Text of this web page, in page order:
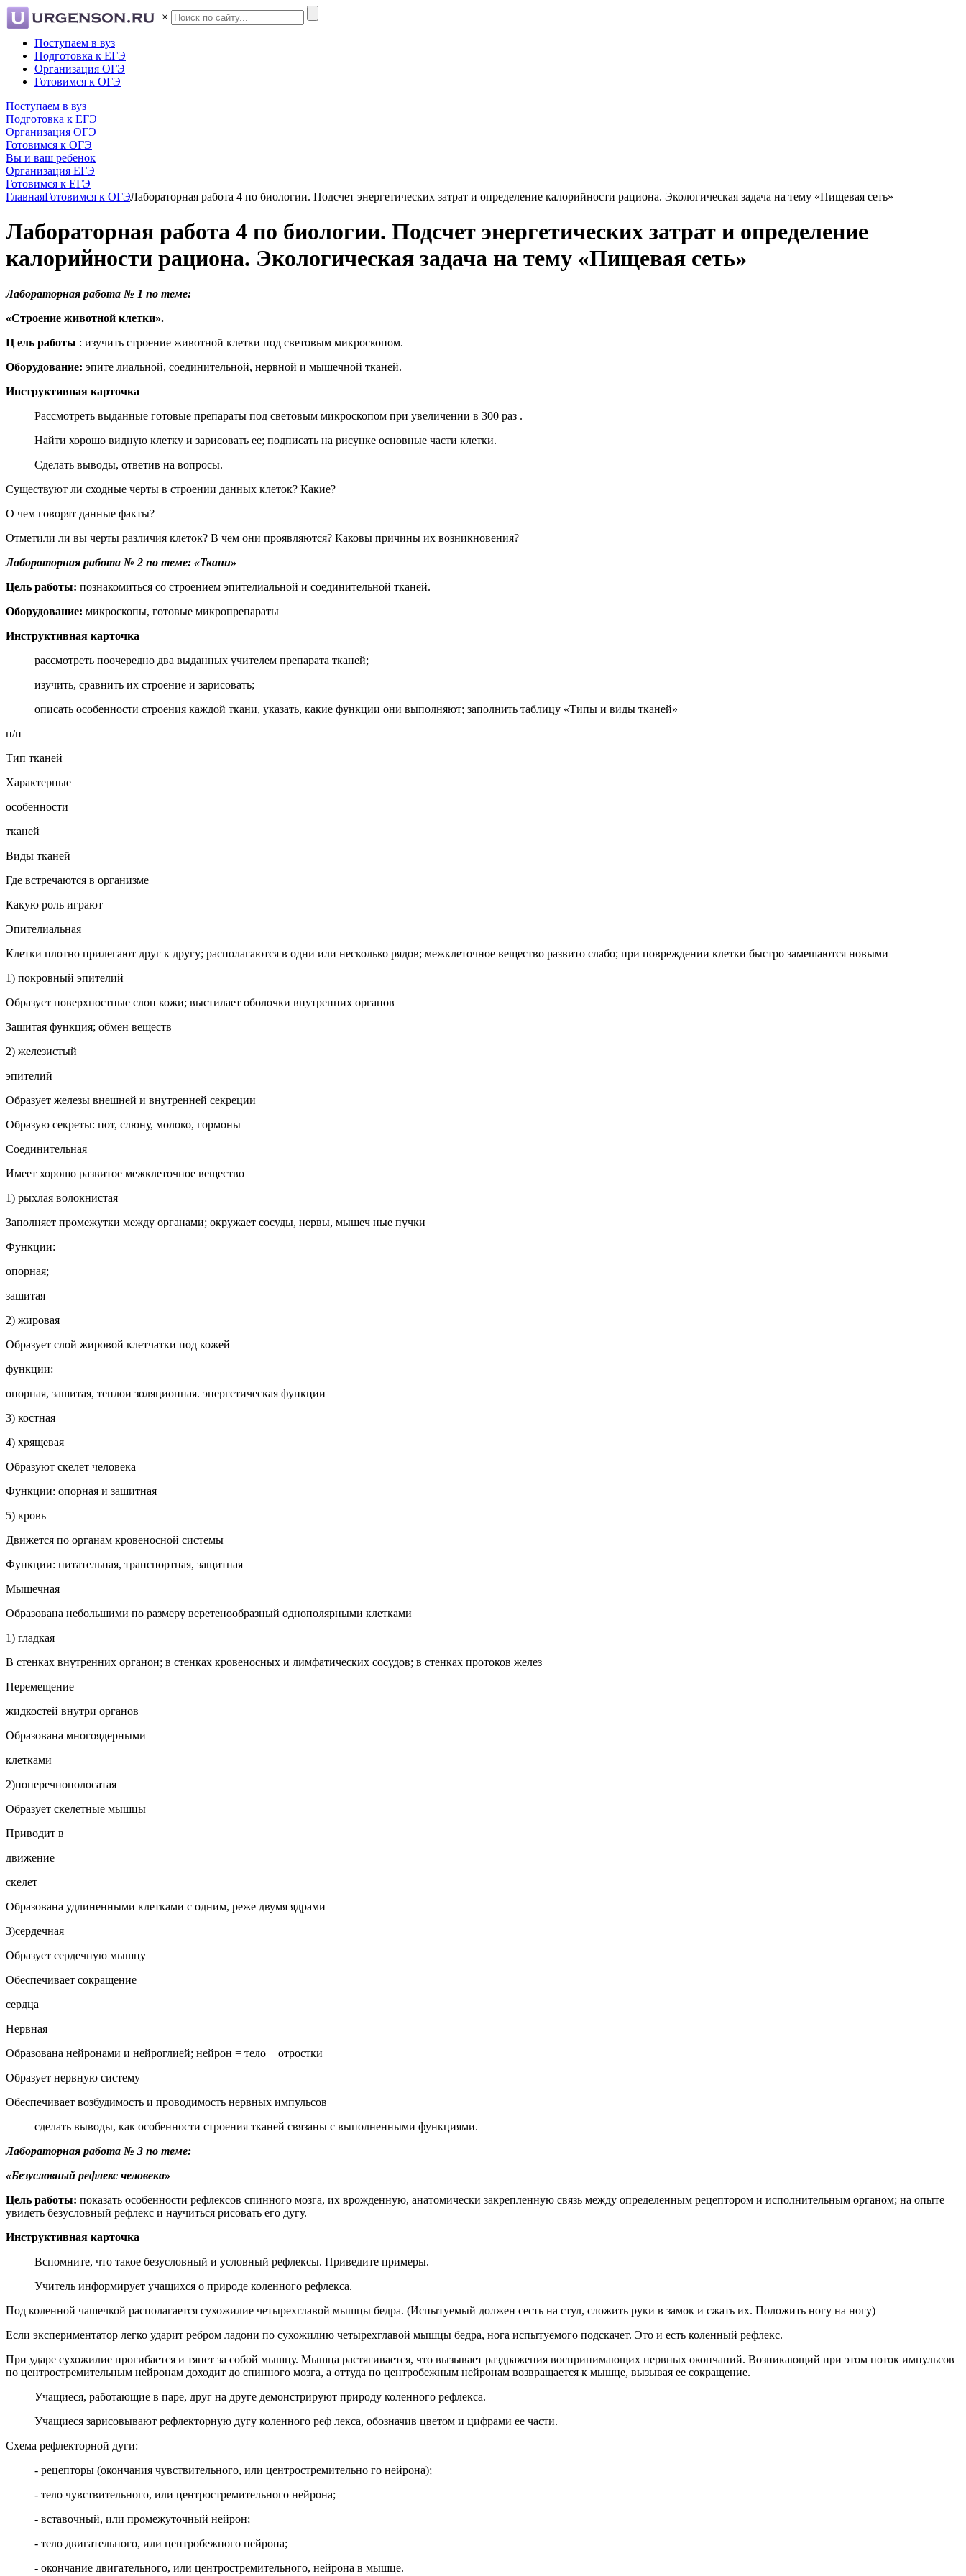
×
Поступаем в вуз
Подготовка к ЕГЭ
Организация ОГЭ
Готовимся к ОГЭ
Поступаем в вуз
Подготовка к ЕГЭ
Организация ОГЭ
Готовимся к ОГЭ
Вы и ваш ребенок
Организация ЕГЭ
Готовимся к ЕГЭ
ГлавнаяГотовимся к ОГЭЛабораторная работа 4 по биологии. Подсчет энергетических затрат и определение калорийности рациона. Экологическая задача на тему «Пищевая сеть»
Лабораторная работа 4 по биологии. Подсчет энергетических затрат и определение
калорийности рациона. Экологическая задача на тему «Пищевая сеть»
Лабораторная работа № 1 по теме:
«Строение животной клетки».
Ц ель работы : изучить строение животной клетки под световым микроскопом.
Оборудование: эпите лиальной, соединительной, нервной и мышечной тканей.
Инструктивная карточка
Рассмотреть выданные готовые препараты под световым микроскопом при увеличении в 300 раз .
Найти хорошо видную клетку и зарисовать ее; подписать на рисунке основные части клетки.
Сделать выводы, ответив на вопросы.
Существуют ли сходные черты в строении данных клеток? Какие?
О чем говорят данные факты?
Отметили ли вы черты различия клеток? В чем они проявляются? Каковы причины их возникновения?
Лабораторная работа № 2 по теме: «Ткани»
Цель работы: познакомиться со строением эпителиальной и соединительной тканей.
Оборудование: микроскопы, готовые микропрепараты
Инструктивная карточка
рассмотреть поочередно два выданных учителем препарата тканей;
изучить, сравнить их строение и зарисовать;
описать особенности строения каждой ткани, указать, какие функции они выполняют; заполнить таблицу «Типы и виды тканей»
п/п
Тип тканей
Характерные
особенности
тканей
Виды тканей
Где встречаются в организме
Какую роль играют
Эпите­лиальная
Клетки плотно прилегают друг к другу; распола­гаются в одни или несколько рядов; межкле­точное вещество развито слабо; при повреждении клетки быстро замешаются новыми
1) покров­ный эпи­телий
Образует по­верхностные слон кожи; вы­стилает оболоч­ки внутренних органов
Зашитая функция; обмен ве­ществ
2) желези­стый
эпителий
Образует железы внешней и внут­ренней секреции
Образую секреты: пот, слюну, моло­ко, гормоны
Соедини­тельная
Имеет хорошо развитое межкле­точное вещество
1) рыхлая волокни­стая
Заполняет про­межутки между органами; окру­жает сосуды, нервы, мышеч ные пучки
Функции:
опорная;
зашитая
2) жиро­вая
Образует слой жировой клет­чатки под кожей
функции:
опорная, за­шитая, теплои золяционная. энергетическая функции
3) костная
4) хряще­вая
Образуют скелет человека
Функции: опорная и зашитная
5) кровь
Движется по органам крове­носной системы
Функции: питательная, транспортная, защитная
Мышечная
Образована не­большими по размеру веретенообразный однополярными клетками
1) гладкая
В стенках внут­ренних органон; в стенках крове­носных и лим­фатических сосудов; в стен­ках протоков желез
Перемещение
жидкостей внутри орга­нов
Образована многоядерными
клетками
2)попе­речно­полосатая
Образует ске­летные мышцы
Приводит в
движение
скелет
Образована удлиненными клетками с одним, реже двумя ядрами
3)сердеч­ная
Образует сердечную мышцу
Обеспечивает сокращение
сердца
Нервная
Образована ней­ронами и нейроглией; нейрон = тело + отростки
Образует нерв­ную систему
Обеспечивает возбудимость и проводи­мость нервных импульсов
сделать выводы, как особенности строения тканей связаны с выполненными функциями.
Лабораторная работа № 3 по теме:
«Безусловный рефлекс человека»
Цель работы: показать особенности рефлексов спинного мозга, их врожденную, анатомически закрепленную связь между определенным рецептором и исполнительным органом; на опыте
увидеть безусловный рефлекс и научиться рисовать его дугу.
Инструктивная карточка
Вспомните, что такое безусловный и условный рефлексы. Приведите примеры.
Учитель информирует учащихся о природе коленного реф­лекса.
Под коленной чашечкой располагается сухожилие четырехгла­вой мышцы бедра. (Испытуемый должен сесть на стул, сложить руки в замок и сжать их. Положить ногу на ногу)
Если экспериментатор легко ударит ребром ладони по сухожи­лию четырехглавой мышцы бедра, нога испытуемого подскачет. Это и есть коленный рефлекс.
При ударе сухожилие прогибается и тянет за собой мышцу. Мышца растягивается, что вызывает раздражения воспринимаю­щих нервных окончаний. Возникающий при этом поток импульсов
по центростремительным нейронам доходит до спинного мозга, а оттуда по центробежным нейронам возвращается к мышце, вызы­вая ее сокращение.
Учащиеся, работающие в паре, друг на друге демонстрируют природу коленного рефлекса.
Учащиеся зарисовывают рефлекторную дугу коленного реф­ лекса, обозначив цветом и цифрами ее части.
Схема рефлекторной дуги:
- рецепторы (окончания чувствительного, или центростремительно­ го нейрона);
- тело чувствительного, или центростремительного нейрона;
- вставочный, или промежуточный нейрон;
- тело двигательного, или центробежного нейрона;
- окончание двигательного, или центростремительного, нейрона в мышце.